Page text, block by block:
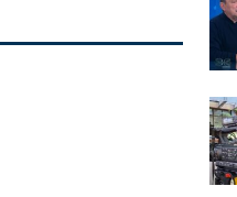
predsednika tog odbora
„Sram te bilo, pijanduro